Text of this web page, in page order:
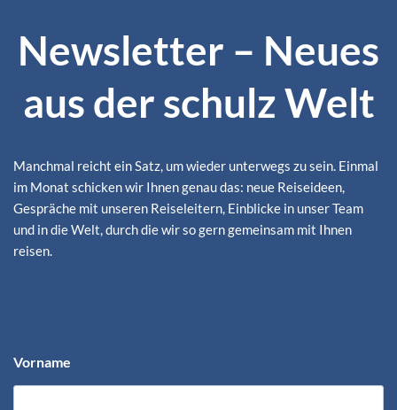
Newsletter – Neues
aus der schulz Welt
Manchmal reicht ein Satz, um wieder unterwegs zu sein. Einmal
im Monat schicken wir Ihnen genau das: neue Reiseideen,
Gespräche mit unseren Reiseleitern, Einblicke in unser Team
und in die Welt, durch die wir so gern gemeinsam mit Ihnen
reisen.
Vorname